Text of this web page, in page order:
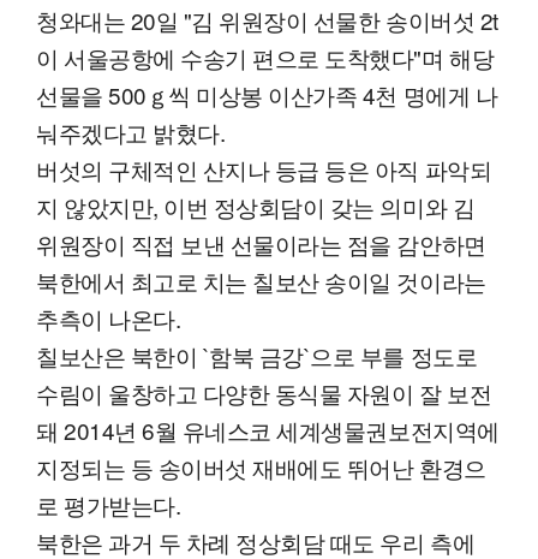
청와대는 20일 "김 위원장이 선물한 송이버섯 2t
이 서울공항에 수송기 편으로 도착했다"며 해당
선물을 500ｇ씩 미상봉 이산가족 4천 명에게 나
눠주겠다고 밝혔다.
버섯의 구체적인 산지나 등급 등은 아직 파악되
지 않았지만, 이번 정상회담이 갖는 의미와 김
위원장이 직접 보낸 선물이라는 점을 감안하면
북한에서 최고로 치는 칠보산 송이일 것이라는
추측이 나온다.
칠보산은 북한이 `함북 금강`으로 부를 정도로
수림이 울창하고 다양한 동식물 자원이 잘 보전
돼 2014년 6월 유네스코 세계생물권보전지역에
지정되는 등 송이버섯 재배에도 뛰어난 환경으
로 평가받는다.
북한은 과거 두 차례 정상회담 때도 우리 측에